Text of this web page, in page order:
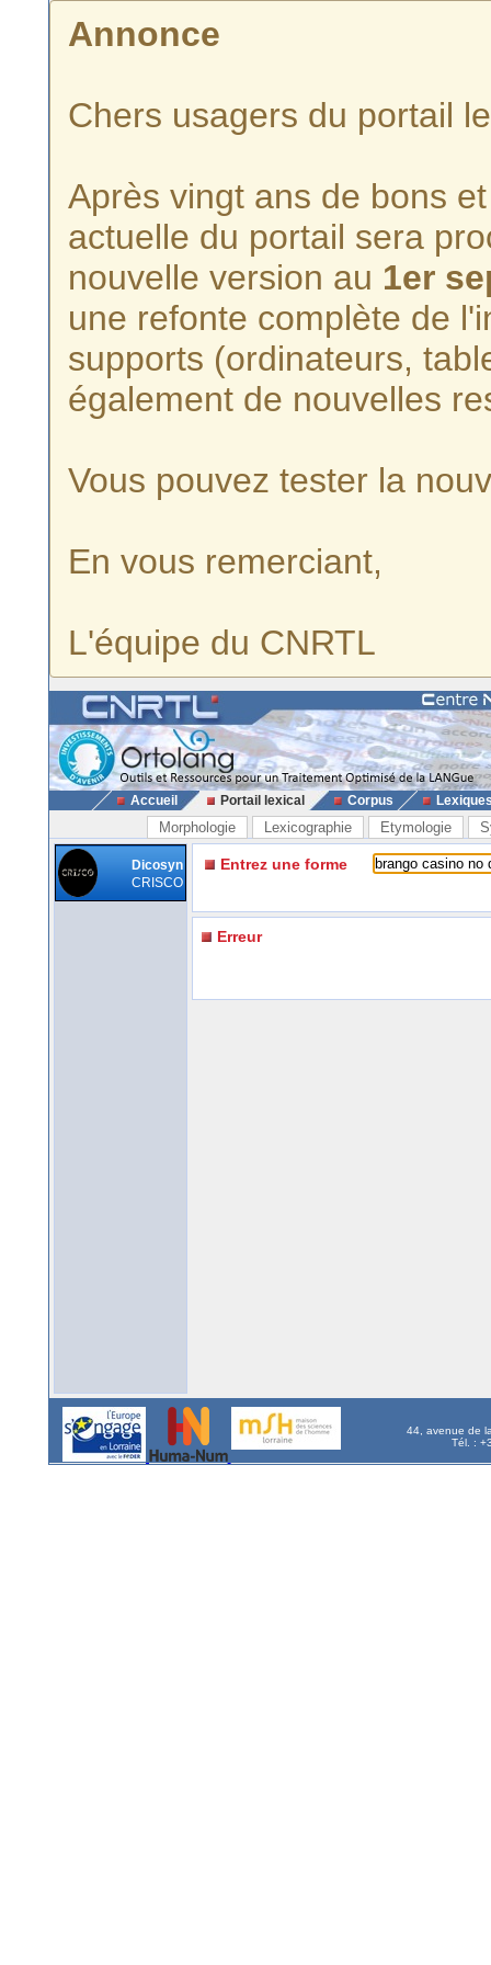
Annonce
Chers usagers du portail
Après vingt ans de bons
actuelle du portail sera
nouvelle version au 1er
une refonte complète de
supports (ordinateurs,
également de nouvelles
Vous pouvez tester la
En vous remerciant,
L'équipe du CNRTL
Accueil Portail lexical Corpus
Morphologie Lexicographie Etymologie
Dicosyn
CRISCO
Entrez une forme
Erreur
44, avenue de
Tél. :